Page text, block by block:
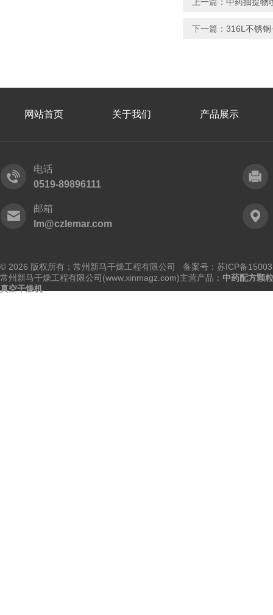
下一篇： 316L不锈
网站首页 关于我们 产品展示
电话
0519-89896111
邮箱
lm@czlemar.com
© 2026 版权所有：常州新马干燥工程有限公司 备案号： 苏ICP备
常州新马干燥工程有限公司(www.xinmagz.com)主营产品： 中药配方颗
真空干燥机